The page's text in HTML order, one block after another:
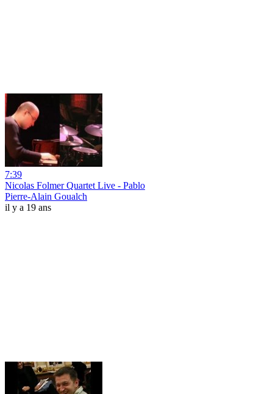
7:39
Nicolas Folmer Quartet Live - Pablo
Pierre-Alain Goualch
il y a 19 ans